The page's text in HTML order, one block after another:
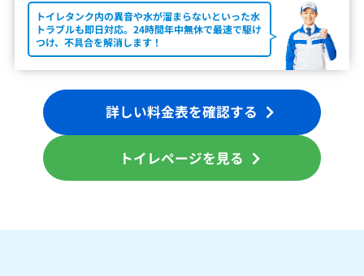
トイレタンク内の異音や水が溜まらないといった水
トラブルも即日対応。24時間年中無休で最速で駆け
つけ、不具合を解消します！
詳しい料金表を確認する
トイレページを見る